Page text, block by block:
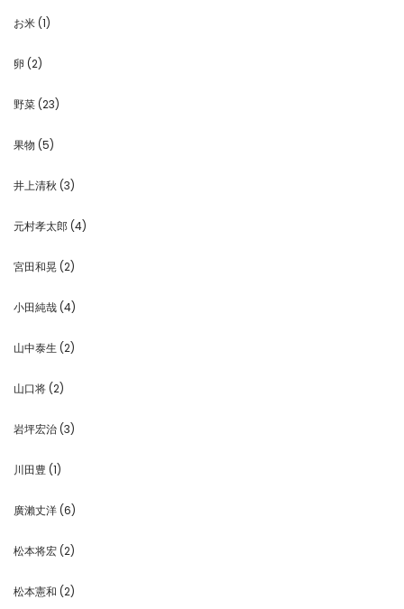
お米 (1)
卵 (2)
野菜 (23)
果物 (5)
井上清秋 (3)
元村孝太郎 (4)
宮田和晃 (2)
小田純哉 (4)
山中泰生 (2)
山口将 (2)
岩坪宏治 (3)
川田豊 (1)
廣瀨丈洋 (6)
松本将宏 (2)
松本憲和 (2)